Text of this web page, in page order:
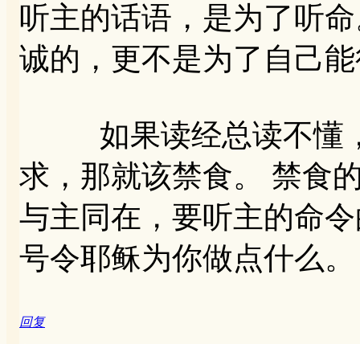
听主的话语，是为了听
诚的，更不是为了自己
如果读经总读不懂，
求，那就该禁食。 禁食
与主同在，要听主的命
号令耶稣为你做点什
回复